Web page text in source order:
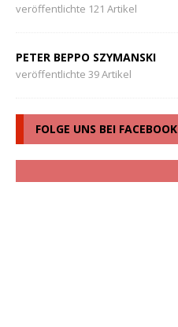
veröffentlichte 121 Artikel
PETER BEPPO SZYMANSKI
veröffentlichte 39 Artikel
FOLGE UNS BEI FACEBOOK